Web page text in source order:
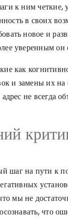
к ним
в своих
новое и
уверенным он
как
и замены их
не всегда
шаг на пути к
мы не
что